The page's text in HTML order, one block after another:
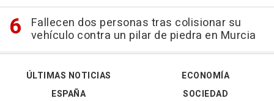
Fallecen dos personas tras colisionar su
vehículo contra un pilar de piedra en Murcia
ÚLTIMAS NOTICIAS
ESPAÑA
ECONOMÍA
SOCIEDAD